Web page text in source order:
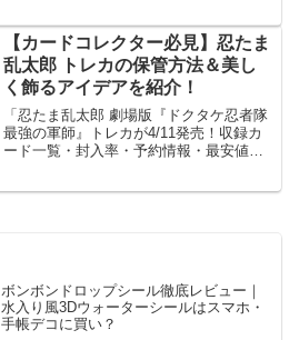
【カードコレクター必見】忍たま
乱太郎 トレカの保管方法＆美し
く飾るアイデアを紹介！
「忍たま乱太郎 劇場版『ドクタケ忍者隊
最強の軍師』トレカが4/11発売！収録カ
ード一覧・封入率・予約情報・最安値・
ボンボンドロップシール徹底レビュー｜
水入り風3Dウォーターシールはスマホ・
手帳デコに買い？